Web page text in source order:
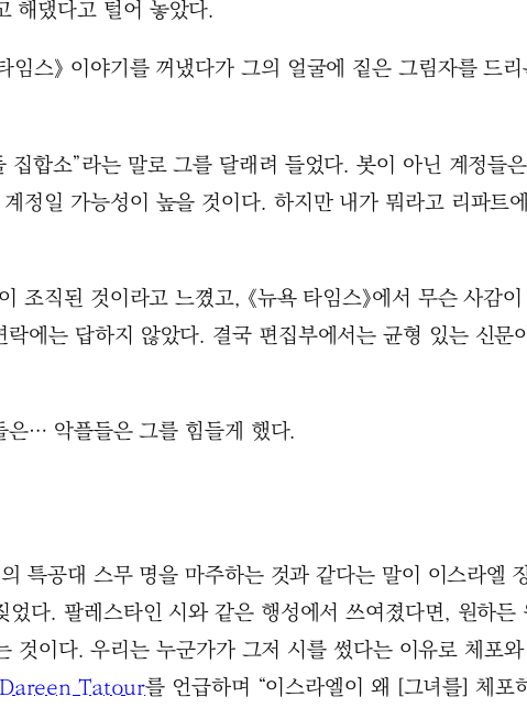
해댔다고 털어 놓았다.
스》 이야기를 꺼냈다가 그의 얼굴에 짙은 그림자를 드
합소”라는 말로 그를 달래려 들었다. 봇이 아닌 계정들
정일 가능성이 높을 것이다. 하지만 내가 뭐라고 리파트
직된 것이라고 느꼈고, 《뉴욕 타임스》에서 무슨 사감
에는 답하지 않았다. 결국 편집부에서는 균형 있는 신
은… 악플들은 그를 힘들게 했다.
특공대 스무 명을 마주하는 것과 같다는 말이 이스라엘
다. 팔레스타인 시와 같은 행성에서 쓰여졌다면, 원하든
이다. 우리는 누군가가 그저 시를 썼다는 이유로 체포
Tatour를 언급하며 “이스라엘이 왜 [그녀를] 체